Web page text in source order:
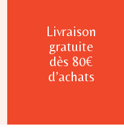
Livraison
gratuite
dès 80€
d’achats